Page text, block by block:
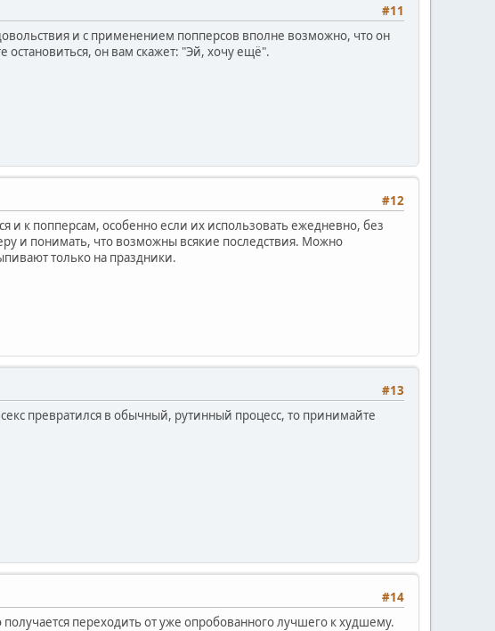
#11
и с применением попперсов вполне возможно, что он
остановиться, он вам скажет: "Эй, хочу ещё".
#12
к попперсам, особенно если их использовать ежедневно, без
и понимать, что возможны всякие последствия. Можно
только на праздники.
#13
превратился в обычный, рутинный процесс, то принимайте
#14
переходить от уже опробованного лучшего к худшему.